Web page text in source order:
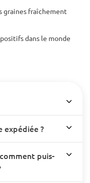
graines fraîchement
dans le monde
expédiée ?
puis-